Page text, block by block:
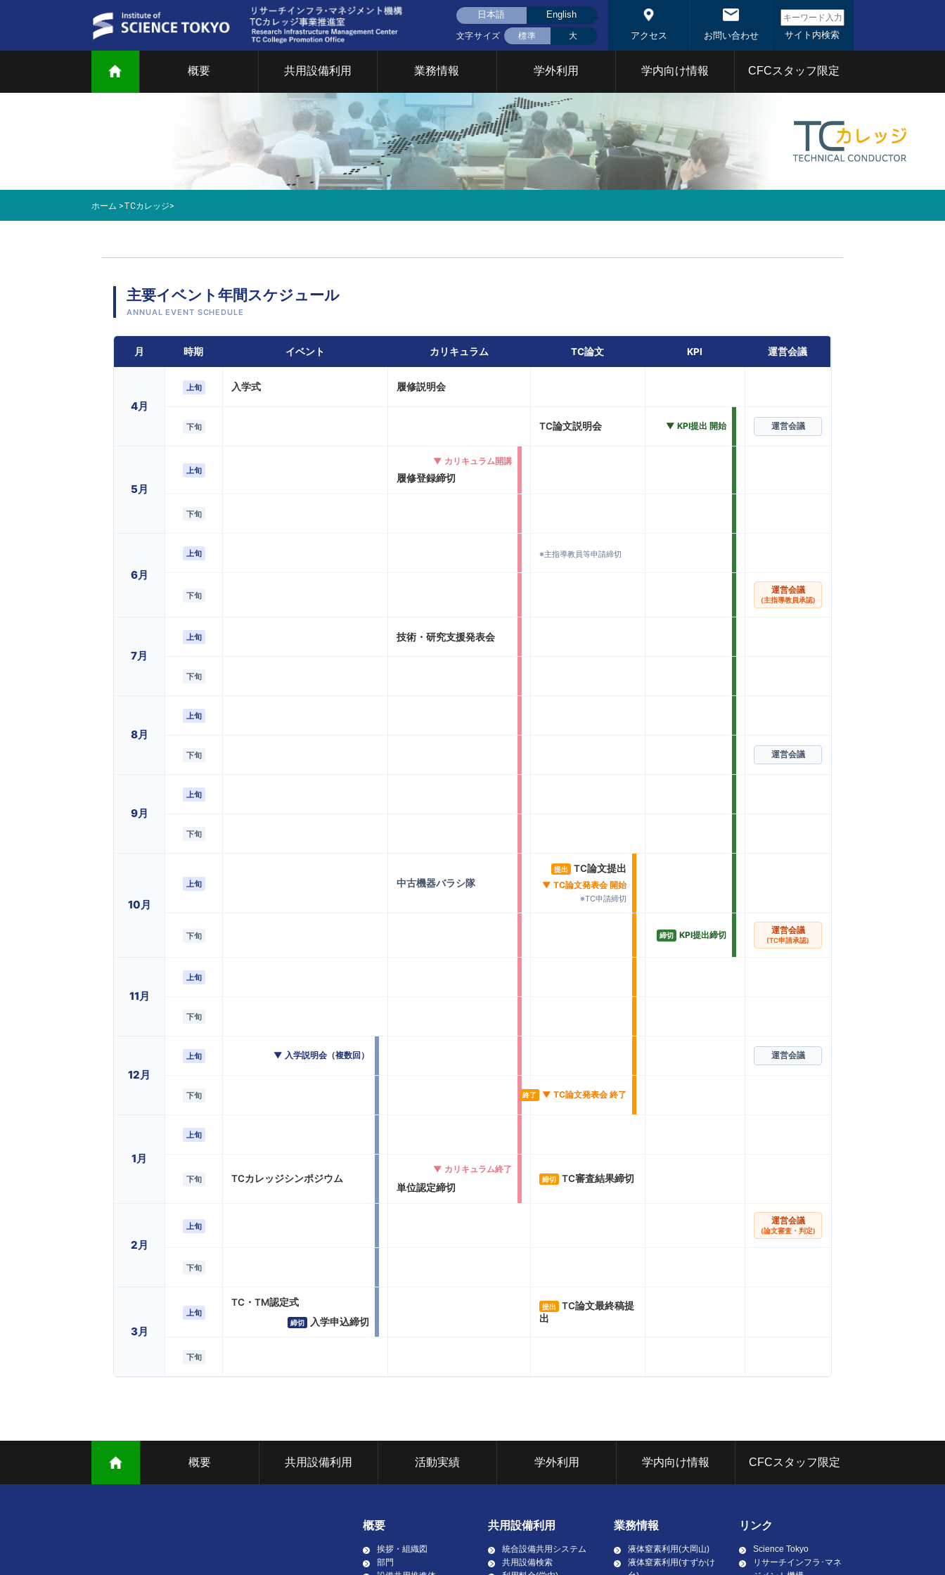
日本語 English
文字サイズ 標準 大 アクセス お問い合わせ
概要
ご挨拶 CFCについて
統合設備共用システム概
要
東工大コアファシリティ
事業
部門について
マイクロプロセス部門
ファシリティステーション
設備共用推進体
共用設備利用
共用設備について 共用設備検索 統合設備共用システム
業務情報
液体窒素(大岡山)
液体窒素(すずかけ
台)
イベント
2026年 2025年 2024年 2023年 2022年 2021年 2020年
学外利用 学内向け情報 CFCスタッフ限定
ホーム >TCカレッジ>
主要イベント年間スケジュール
ANNUAL EVENT SCHEDULE
月 時期 イベント カリキュラム TC論文 KPI 運営会議
4月
上旬 入学式 履修説明会
下旬 TC論文説明会 ▼ KPI提出 開始 運営会議
5月
上旬
▼ カリキュラム開講
履修登録締切
下旬
6月
上旬 ※主指導教員等申請締切
下旬
運営会議
(主指導教員承認)
7月
上旬 技術・研究支援発表会
下旬
8月
上旬
下旬 運営会議
9月
上旬
下旬
10月
上旬 中古機器バラシ隊
提出 TC論文提出
▼ TC論文発表会 開始
※TC申請締切
下旬 締切 KPI提出締切 運営会議
(TC申請承認)
11月
上旬
下旬
12月
上旬 ▼ 入学説明会（複数回） 運営会議
下旬 終了 ▼ TC論文発表会 終了
1月
上旬
下旬 TCカレッジシンポジウム
▼ カリキュラム終了
単位認定締切
締切 TC審査結果締切
2月
上旬
運営会議
(論文審査・判定)
下旬
3月
上旬
TC・TM認定式
締切 入学申込締切
提出
TC論文最終稿提
出
下旬
概要 共用設備利用 活動実績 学外利用 学内向け情報 CFCスタッフ限定
概要
挨拶・組織図
部門
共用設備利用
統合設備共用システム
共用設備検索
業務情報
液体窒素利用(大岡山)
液体窒素利用(すずかけ
リンク
Science Tokyo
リサーチインフラ･マネ